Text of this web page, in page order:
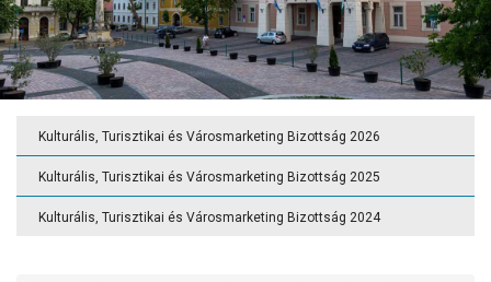
Kulturális, Turisztikai és Városmarketing Bizottság 2026
Kulturális, Turisztikai és Városmarketing Bizottság 2025
Kulturális, Turisztikai és Városmarketing Bizottság 2024